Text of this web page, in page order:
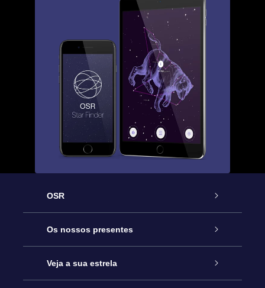
OSR
Serviço
Contactos
Os nossos presentes
Prenda Star Online
Veja a sua estrela